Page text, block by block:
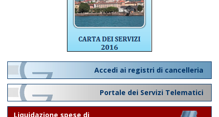
Accedi ai registri di cancelleria
Portale dei Servizi Telematici
Liquidazione spese di